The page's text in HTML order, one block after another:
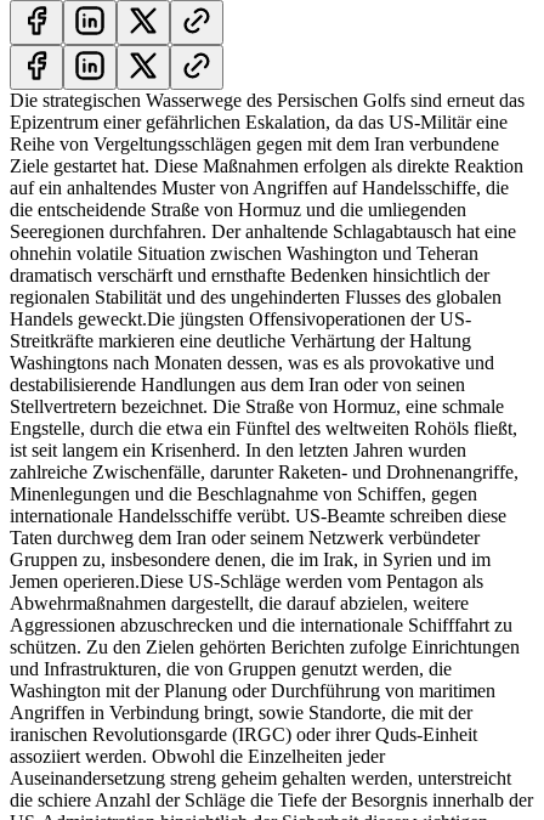
Die strategischen Wasserwege des Persischen Golfs sind erneut das
Epizentrum einer gefährlichen Eskalation, da das US-Militär eine
Reihe von Vergeltungsschlägen gegen mit dem Iran verbundene
Ziele gestartet hat. Diese Maßnahmen erfolgen als direkte Reaktion
auf ein anhaltendes Muster von Angriffen auf Handelsschiffe, die
die entscheidende Straße von Hormuz und die umliegenden
Seeregionen durchfahren. Der anhaltende Schlagabtausch hat eine
ohnehin volatile Situation zwischen Washington und Teheran
dramatisch verschärft und ernsthafte Bedenken hinsichtlich der
regionalen Stabilität und des ungehinderten Flusses des globalen
Handels geweckt.Die jüngsten Offensivoperationen der US-
Streitkräfte markieren eine deutliche Verhärtung der Haltung
Washingtons nach Monaten dessen, was es als provokative und
destabilisierende Handlungen aus dem Iran oder von seinen
Stellvertretern bezeichnet. Die Straße von Hormuz, eine schmale
Engstelle, durch die etwa ein Fünftel des weltweiten Rohöls fließt,
ist seit langem ein Krisenherd. In den letzten Jahren wurden
zahlreiche Zwischenfälle, darunter Raketen- und Drohnenangriffe,
Minenlegungen und die Beschlagnahme von Schiffen, gegen
internationale Handelsschiffe verübt. US-Beamte schreiben diese
Taten durchweg dem Iran oder seinem Netzwerk verbündeter
Gruppen zu, insbesondere denen, die im Irak, in Syrien und im
Jemen operieren.Diese US-Schläge werden vom Pentagon als
Abwehrmaßnahmen dargestellt, die darauf abzielen, weitere
Aggressionen abzuschrecken und die internationale Schifffahrt zu
schützen. Zu den Zielen gehörten Berichten zufolge Einrichtungen
und Infrastrukturen, die von Gruppen genutzt werden, die
Washington mit der Planung oder Durchführung von maritimen
Angriffen in Verbindung bringt, sowie Standorte, die mit der
iranischen Revolutionsgarde (IRGC) oder ihrer Quds-Einheit
assoziiert werden. Obwohl die Einzelheiten jeder
Auseinandersetzung streng geheim gehalten werden, unterstreicht
die schiere Anzahl der Schläge die Tiefe der Besorgnis innerhalb der